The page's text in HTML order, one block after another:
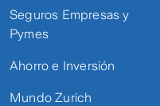
Seguros Empresas y
Pymes
Ahorro e Inversión
Mundo Zurich